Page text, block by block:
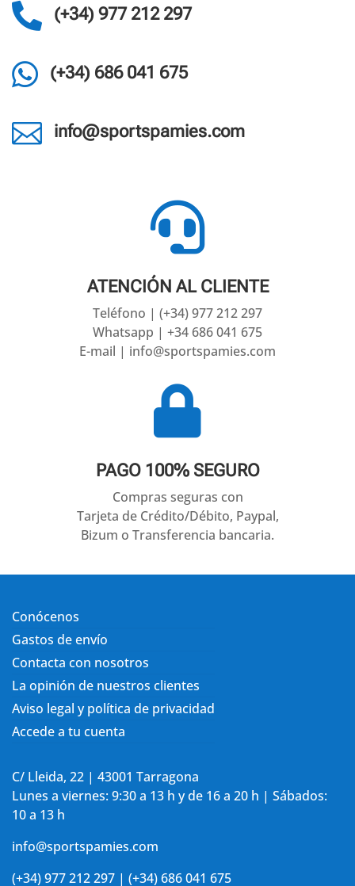
 (+34) 977 212 297
 (+34) 686 041 675
 info@sportspamies.com

ATENCIÓN AL CLIENTE
Teléfono | (+34) 977 212 297
Whatsapp | +34 686 041 675
E-mail | info@sportspamies.com

PAGO 100% SEGURO
Compras seguras con
Tarjeta de Crédito/Débito, Paypal,
Bizum o Transferencia bancaria.
Conócenos
Gastos de envío
Contacta con nosotros
La opinión de nuestros clientes
Aviso legal y política de privacidad
Accede a tu cuenta
C/ Lleida, 22 | 43001 Tarragona
Lunes a viernes: 9:30 a 13 h y de 16 a 20 h | Sábados:
10 a 13 h
info@sportspamies.com
(+34) 977 212 297 | (+34) 686 041 675